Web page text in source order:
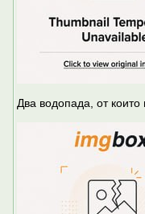
Два водопада, от